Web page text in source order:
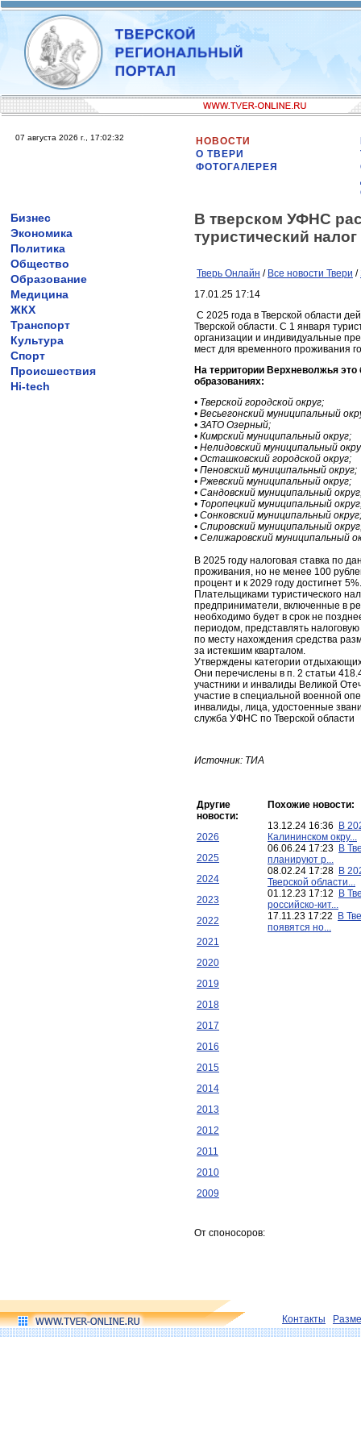
07 августа 2026 г., 17:02:32
НОВОСТИ
О ТВЕРИ
ФОТОГАЛЕРЕЯ
Бизнес
Экономика
Политика
Общество
Образование
Медицина
ЖКХ
Транспорт
Культура
Спорт
Происшествия
Hi-tech
В тверском УФНС
туристический налог
Тверь Онлайн / Все новости Твери /
17.01.25 17:14
С 2025 года в Тверской области
Тверской области. С 1 января
организации и индивидуальные
мест для временного проживания
На территории Верхневолжья
образованиях:
• Тверской городской округ;
• Весьегонский муниципальный
• ЗАТО Озерный;
• Кимрский муниципальный округ;
• Нелидовский муниципальный
• Осташковский городской округ;
• Пеновский муниципальный округ;
• Ржевский муниципальный округ;
• Сандовский муниципальный
• Торопецкий муниципальный
• Сонковский муниципальный округ;
• Спировский муниципальный
• Селижаровский муниципальный
В 2025 году налоговая ставка по
проживания, но не менее 100
процент и к 2029 году достигнет
Плательщиками туристического
предприниматели, включенные в
необходимо будет в срок не
периодом, представлять
по месту нахождения средства
за истекшим кварталом.
Утверждены категории
Они перечислены в п. 2 статьи
участники и инвалиды Великой
участие в специальной военной
инвалиды, лица, удостоенные
служба УФНС по Тверской области
Источник: ТИА
Другие
новости:
2026
2025
2024
2023
2022
2021
2020
2019
2018
2017
2016
2015
2014
2013
2012
2011
2010
2009
Похожие новости:
13.12.24 16:36
В
Калининском окру...
06.06.24 17:23 В
планируют р...
08.02.24 17:28 В
Тверской области...
01.12.23 17:12
В
российско-кит...
17.11.23 17:22
В
появятся но...
От споносоров:
Контакты